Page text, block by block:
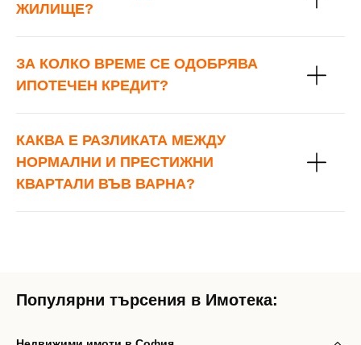
ЖИЛИЩЕ?
ЗА КОЛКО ВРЕМЕ СЕ ОДОБРЯВА
ИПОТЕЧЕН КРЕДИТ?
КАКВА Е РАЗЛИКАТА МЕЖДУ
НОРМАЛНИ И ПРЕСТИЖНИ
КВАРТАЛИ ВЪВ ВАРНА?
Популярни търсения в Имотека: